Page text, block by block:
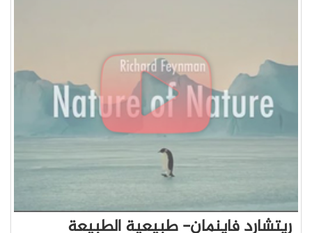
ريتشارد فاينمان- طبيعية الطبيعة